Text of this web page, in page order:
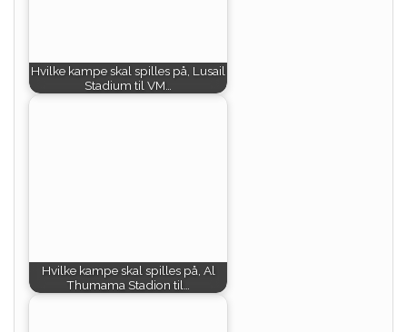
Hvilke kampe skal spilles på, Lusail
Stadium til VM…
Hvilke kampe skal spilles på, Al
Thumama Stadion til…